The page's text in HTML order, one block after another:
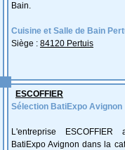
Bain.
Cuisine et Salle de Bain
Siège : 84120 Pertuis
ESCOFFIER
Sélection BatiExpo Avignon
L'entreprise
BatiExpo Avignon dans la